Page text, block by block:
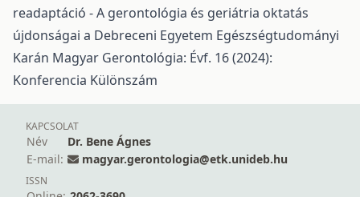
readaptáció - A gerontológia és geriátria oktatás
újdonságai a Debreceni Egyetem Egészségtudományi
Karán Magyar Gerontológia: Évf. 16 (2024):
Konferencia Különszám
KAPCSOLAT
Név
Dr. Bene Ágnes
E-mail:
magyar.gerontologia@etk.unideb.hu
ISSN